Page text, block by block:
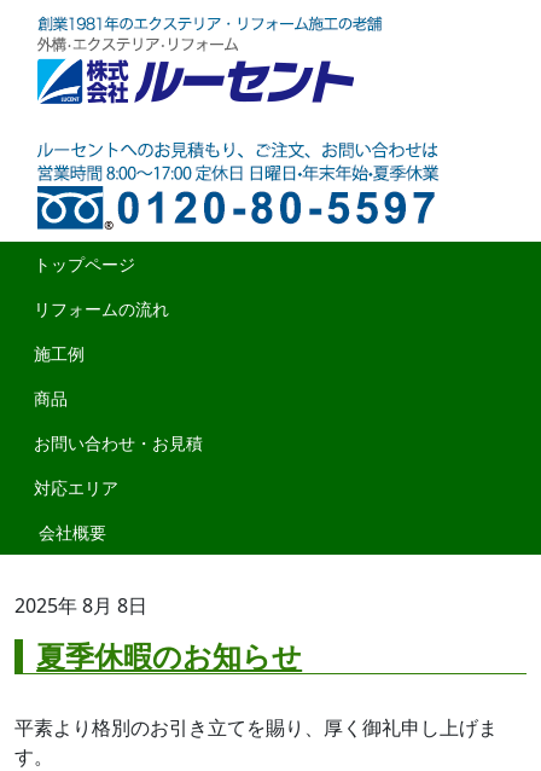
トップページ
リフォームの流れ
施工例
商品
お問い合わせ・お見積
対応エリア
会社概要
2025年8月 8日
夏季休暇のお知らせ
平素より格別のお引き立てを賜り、厚く御礼申し上げま
す。